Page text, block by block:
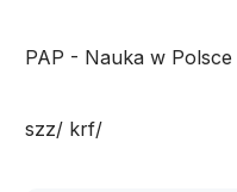
PAP - Nauka w Polsce
szz/ krf/